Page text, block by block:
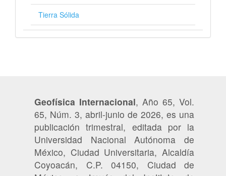
Tierra Sólida
Geofísica Internacional, Año 65, Vol.
65, Núm. 3, abril-junio de 2026, es una
publicación trimestral, editada por la
Universidad Nacional Autónoma de
México, Ciudad Universitaria, Alcaldía
Coyoacán, C.P. 04150, Ciudad de